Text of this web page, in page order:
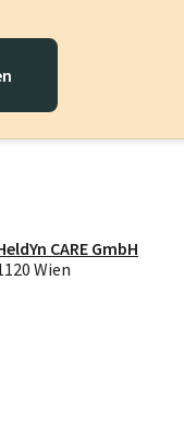
CARE GmbH
Wien